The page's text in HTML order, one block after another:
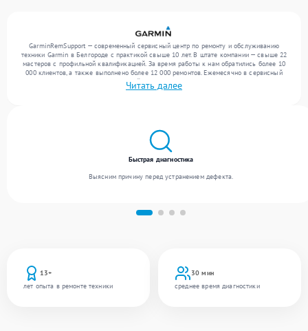
GarminRemSupport — современный сервисный центр по ремонту и обслуживанию
техники Garmin в Белгороде с практикой свыше 10 лет. В штате компании — свыше 22
мастеров с профильной квалификацией. За время работы к нам обратились более 10
000 клиентов, а также выполнено более 12 000 ремонтов. Ежемесячно в сервисный
центр поступает более 300 обращений, включая , , . Мы работаем с широким спектром
неисправностей и гарантируем высокое качество обслуживания благодаря
Читать далее
13+
лет опыта в ремонте техники
30 мин
среднее время диагностики
Быстрая диагностика
Выясним причину перед устранением дефекта.